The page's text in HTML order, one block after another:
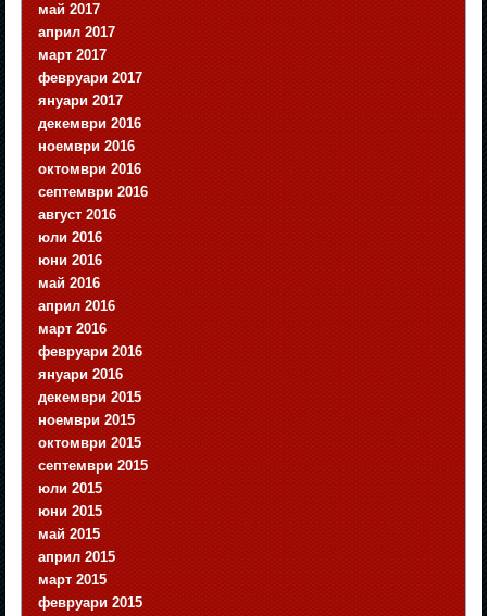
май 2017
април 2017
март 2017
февруари 2017
януари 2017
декември 2016
ноември 2016
октомври 2016
септември 2016
август 2016
юли 2016
юни 2016
май 2016
април 2016
март 2016
февруари 2016
януари 2016
декември 2015
ноември 2015
октомври 2015
септември 2015
юли 2015
юни 2015
май 2015
април 2015
март 2015
февруари 2015